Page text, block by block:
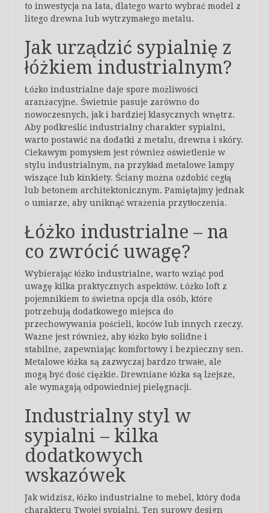
to inwestycja na lata, dlatego warto wybrać model z
litego drewna lub wytrzymałego metalu.
Jak urządzić sypialnię z
łóżkiem industrialnym?
Łóżko industrialne daje spore możliwości
aranżacyjne. Świetnie pasuje zarówno do
nowoczesnych, jak i bardziej klasycznych wnętrz.
Aby podkreślić industrialny charakter sypialni,
warto postawić na dodatki z metalu, drewna i skóry.
Ciekawym pomysłem jest również oświetlenie w
stylu industrialnym, na przykład metalowe lampy
wiszące lub kinkiety. Ściany można ozdobić cegłą
lub betonem architektonicznym. Pamiętajmy jednak
o umiarze, aby uniknąć wrażenia przytłoczenia.
Łóżko industrialne – na
co zwrócić uwagę?
Wybierając łóżko industrialne, warto wziąć pod
uwagę kilka praktycznych aspektów. Łóżko loft z
pojemnikiem to świetna opcja dla osób, które
potrzebują dodatkowego miejsca do
przechowywania pościeli, koców lub innych rzeczy.
Ważne jest również, aby łóżko było solidne i
stabilne, zapewniając komfortowy i bezpieczny sen.
Metalowe łóżka są zazwyczaj bardzo trwałe, ale
mogą być dość ciężkie. Drewniane łóżka są lżejsze,
ale wymagają odpowiedniej pielęgnacji.
Industrialny styl w
sypialni – kilka
dodatkowych
wskazówek
Jak widzisz, łóżko industrialne to mebel, który doda
charakteru Twojej sypialni. Ten surowy design